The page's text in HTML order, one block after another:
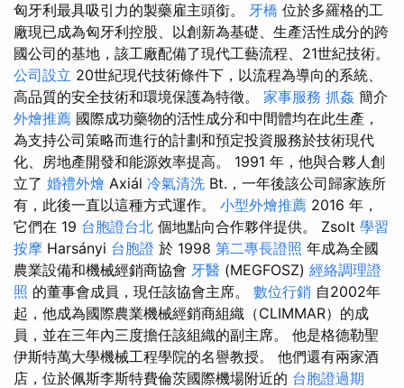
匈牙利最具吸引力的製藥雇主頭銜。 牙橋 位於多羅格的工
廠現已成為匈牙利控股、以創新為基礎、生產活性成分的跨
國公司的基地，該工廠配備了現代工藝流程、21世紀技術。
公司設立 20世紀現代技術條件下，以流程為導向的系統、
高品質的安全技術和環境保護為特徵。 家事服務 抓姦 簡介
外燴推薦 國際成功藥物的活性成分和中間體均在此生產，
為支持公司策略而進行的計劃和預定投資服務於技術現代
化、房地產開發和能源效率提高。 1991 年，他與合夥人創
立了 婚禮外燴 Axiál 冷氣清洗 Bt.，一年後該公司歸家族所
有，此後一直以這種方式運作。 小型外燴推薦 2016 年，
它們在 19 台胞證台北 個地點向合作夥伴提供。 Zsolt 學習
按摩 Harsányi 台胞證 於 1998 第二專長證照 年成為全國
農業設備和機械經銷商協會 牙醫 (MEGFOSZ) 經絡調理證
照 的董事會成員，現任該協會主席。 數位行銷 自2002年
起，他成為國際農業機械經銷商組織（CLIMMAR）的成
員，並在三年內三度擔任該組織的副主席。 他是格德勒聖
伊斯特萬大學機械工程學院的名譽教授。 他們還有兩家酒
店，位於佩斯李斯特費倫茨國際機場附近的 台胞證過期